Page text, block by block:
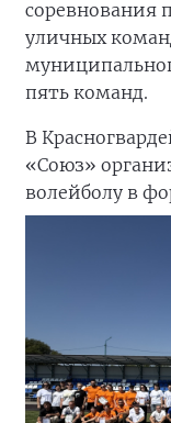
соревнования
уличных
пять команд.
В
«Союз»
волейболу в